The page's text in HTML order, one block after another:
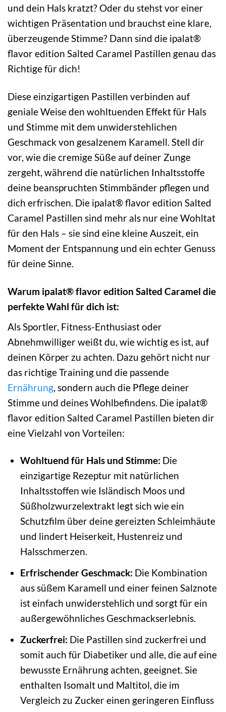
und dein Hals kratzt? Oder du stehst vor einer
wichtigen Präsentation und brauchst eine klare,
überzeugende Stimme? Dann sind die ipalat®
flavor edition Salted Caramel Pastillen genau das
Richtige für dich!
Diese einzigartigen Pastillen verbinden auf
geniale Weise den wohltuenden Effekt für Hals
und Stimme mit dem unwiderstehlichen
Geschmack von gesalzenem Karamell. Stell dir
vor, wie die cremige Süße auf deiner Zunge
zergeht, während die natürlichen Inhaltsstoffe
deine beanspruchten Stimmbänder pflegen und
dich erfrischen. Die ipalat® flavor edition Salted
Caramel Pastillen sind mehr als nur eine Wohltat
für den Hals – sie sind eine kleine Auszeit, ein
Moment der Entspannung und ein echter Genuss
für deine Sinne.
Warum ipalat® flavor edition Salted Caramel die
perfekte Wahl für dich ist:
Als Sportler, Fitness-Enthusiast oder
Abnehmwilliger weißt du, wie wichtig es ist, auf
deinen Körper zu achten. Dazu gehört nicht nur
das richtige Training und die passende
Ernährung , sondern auch die Pflege deiner
Stimme und deines Wohlbefindens. Die ipalat®
flavor edition Salted Caramel Pastillen bieten dir
eine Vielzahl von Vorteilen:
Wohltuend für Hals und Stimme: Die
einzigartige Rezeptur mit natürlichen
Inhaltsstoffen wie Isländisch Moos und
Süßholzwurzelextrakt legt sich wie ein
Schutzfilm über deine gereizten Schleimhäute
und lindert Heiserkeit, Hustenreiz und
Halsschmerzen.
Erfrischender Geschmack: Die Kombination
aus süßem Karamell und einer feinen Salznote
ist einfach unwiderstehlich und sorgt für ein
außergewöhnliches Geschmackserlebnis.
Zuckerfrei: Die Pastillen sind zuckerfrei und
somit auch für Diabetiker und alle, die auf eine
bewusste Ernährung achten, geeignet. Sie
enthalten Isomalt und Maltitol, die im
Vergleich zu Zucker einen geringeren Einfluss